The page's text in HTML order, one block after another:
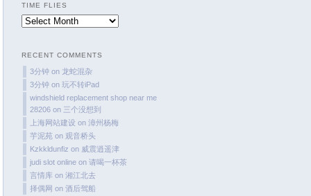
TIME FLIES
Time
RECENT COMMENTS
3分钟 on 龙蛇混杂
3分钟 on 玩不转iPad
windshield replacement shop near me
28206 on 三个没想到
上海网站建设 on 漳州杨梅
芋泥苑 on 观音桥头
Kzkkldunfiz on 威震逍遥津
judi slot online on 请喝一杯茶
言情库 on 湘江北去
择偶网 on 酒后驾船